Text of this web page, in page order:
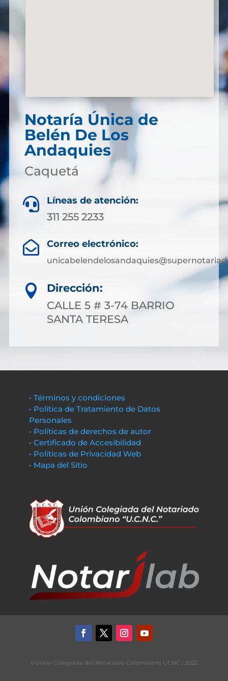
Notaría Única de
Belén De Los
Andaquies
Caquetá
 Líneas de atención:
311 255 2233
 Correo electrónico:

Dirección:
CALLE 5 # 3-74 BARRIO
SANTA TERESA
• Términos y condiciones
• Política de Tratamiento de Datos
Personales
• Políticas de derechos de autor
• Certificado de Accesibilidad
• Políticas de Privacidad Web
• Mapa del Sitio
©Unión Colegiada del Notariado Colombiano UCNC | 2022